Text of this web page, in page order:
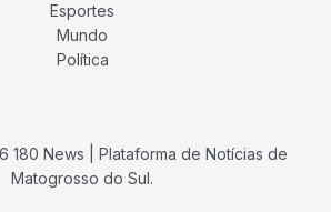
Esportes
Mundo
Política
180 News | Plataforma de Notícias de
Matogrosso do Sul.